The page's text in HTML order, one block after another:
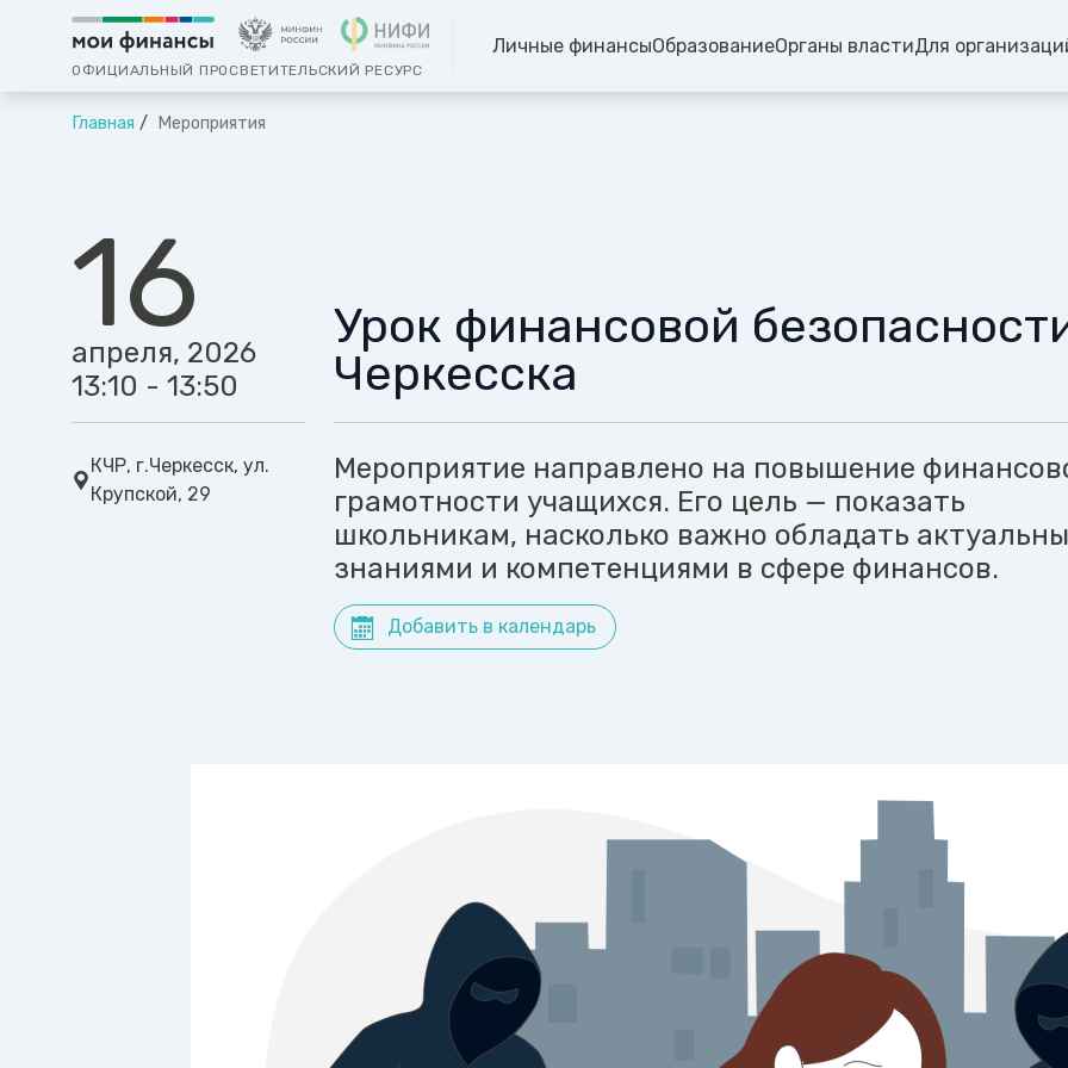
ОФИЦИАЛЬНЫЙ ПРОСВЕТИТЕЛЬСКИЙ РЕСУРС
Личные финансыОбразованиеОрганы властиДля
Главная Мероприятия
16
апреля, 2026
13:10 - 13:50
КЧР, г.Черкесск, ул.
Крупской, 29
Урок финансовой
Черкесска
Мероприятие направлено на повышение
грамотности учащихся. Его цель — показать
школьникам, насколько важно обладать
знаниями и компетенциями в сфере финансов.
Добавить в календарь